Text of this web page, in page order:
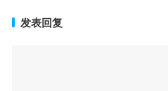
发表回复